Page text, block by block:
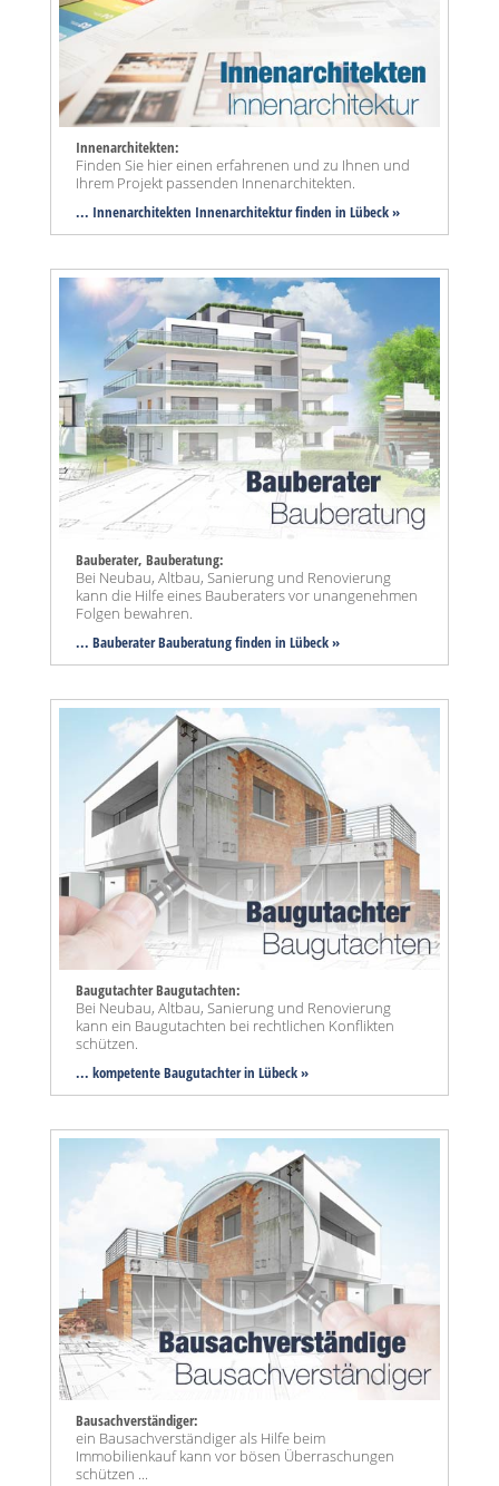
Innenarchitekten:
Finden Sie hier einen erfahrenen und zu Ihnen und
Ihrem Projekt passenden Innenarchitekten.
... Innenarchitekten Innenarchitektur finden in Lübeck »
Bauberater, Bauberatung:
Bei Neubau, Altbau, Sanierung und Renovierung
kann die Hilfe eines Bauberaters vor unangenehmen
Folgen bewahren.
... Bauberater Bauberatung finden in Lübeck »
Baugutachter Baugutachten:
Bei Neubau, Altbau, Sanierung und Renovierung
kann ein Baugutachten bei rechtlichen Konflikten
schützen.
... kompetente Baugutachter in Lübeck »
Bausachverständiger:
ein Bausachverständiger als Hilfe beim
Immobilienkauf kann vor bösen Überraschungen
schützen ...